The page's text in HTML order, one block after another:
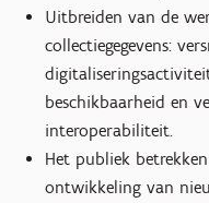
Uitbreiden van de
collectiegegevens:
beschikbaarheid en
interoperabiliteit.
Het publiek
ontwikkeling van